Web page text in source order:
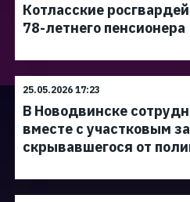
Котласские
78-летнего пенсионера
25.05.2026 17:23
В Новодвинске
вместе с участковым
скрывавшегося от